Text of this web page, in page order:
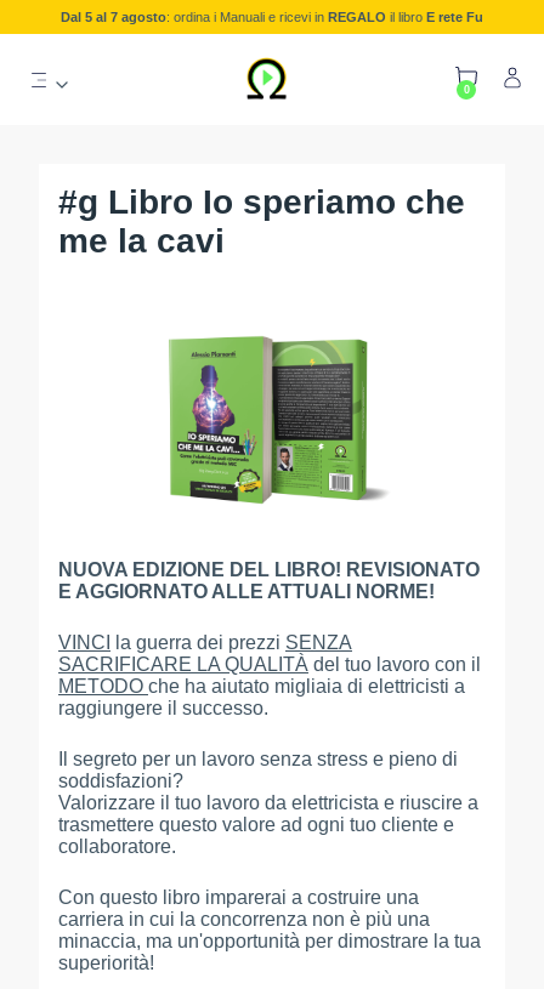
Dal 5 al 7 agosto: ordina i Manuali e ricevi in REGALO il libro E rete Fu
0
#g Libro Io speriamo che
me la cavi
NUOVA EDIZIONE DEL LIBRO! REVISIONATO
E AGGIORNATO ALLE ATTUALI NORME!
VINCI la guerra dei prezzi SENZA
SACRIFICARE LA QUALITÀ del tuo lavoro con il
METODO che ha aiutato migliaia di elettricisti a
raggiungere il successo.
Il segreto per un lavoro senza stress e pieno di
soddisfazioni?
Valorizzare il tuo lavoro da elettricista e riuscire a
trasmettere questo valore ad ogni tuo cliente e
collaboratore.
Con questo libro imparerai a costruire una
carriera in cui la concorrenza non è più una
minaccia, ma un'opportunità per dimostrare la tua
superiorità!